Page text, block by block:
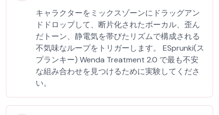
キャラクターをミックスゾーンにドラッグアン
ドドロップして、断片化されたボーカル、歪ん
だトーン、静電気を帯びたリズムで構成される
不気味なループをトリガーします。 ESprunki(ス
プランキー) Wenda Treatment 2.0 で最も不安
な組み合わせを見つけるために実験してくださ
い。